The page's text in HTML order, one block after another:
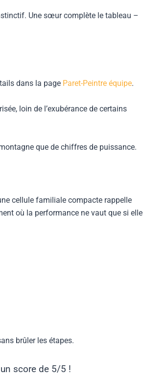
Une sœur complète le tableau –
dans la page Paret-Peintre équipe.
loin de l’exubérance de certains
que de chiffres de puissance.
cellule familiale compacte rappelle
où la performance ne vaut que si elle
brûler les étapes.
score de 5/5 !